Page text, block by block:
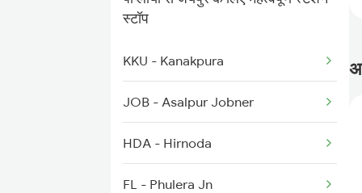
2316 Udz Koaa Spl
2385 Hwh Ju Spl
2386 Ju Hwh Sf Spl
2387 Hwh Bkn Spl
2388 Bkn Hwh Sf Spl
स्टॉप
KKU - Kanakpura
JOB - Asalpur Jobner
HDA - Hirnoda
FL - Phulera Jn